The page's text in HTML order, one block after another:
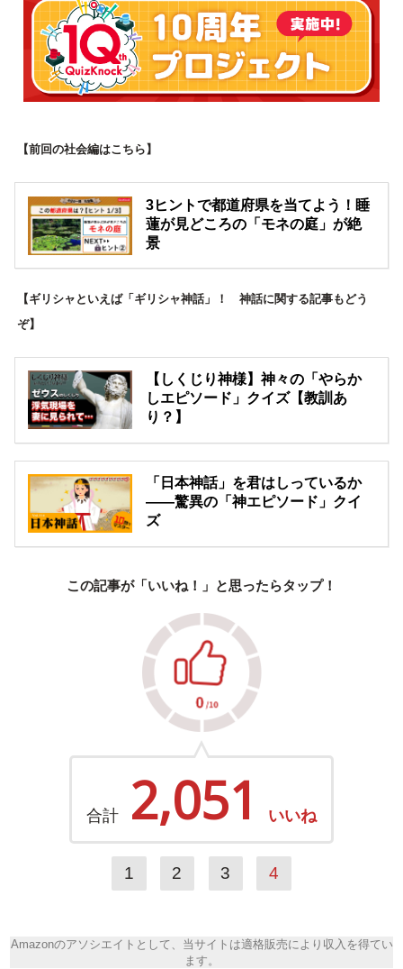
【前回の社会編はこちら】
3ヒントで都道府県を当てよう！睡
蓮が見どころの「モネの庭」が絶
景
【ギリシャといえば「ギリシャ神話」！ 神話に関する記事もどう
ぞ】
【しくじり神様】神々の「やらか
しエピソード」クイズ【教訓あ
り？】
「日本神話」を君はしっているか
――驚異の「神エピソード」クイ
ズ
この記事が「いいね！」と思ったらタップ！
合計 2,051 いいね
1 2 3 4
Amazonのアソシエイトとして、当サイトは適格販売により収入を得てい
ます。